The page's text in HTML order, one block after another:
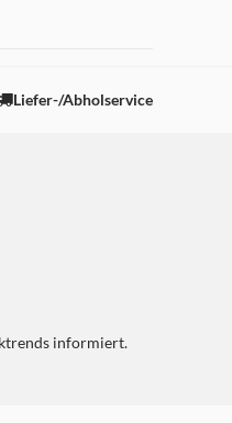
Liefer-/Abholservice
informiert.